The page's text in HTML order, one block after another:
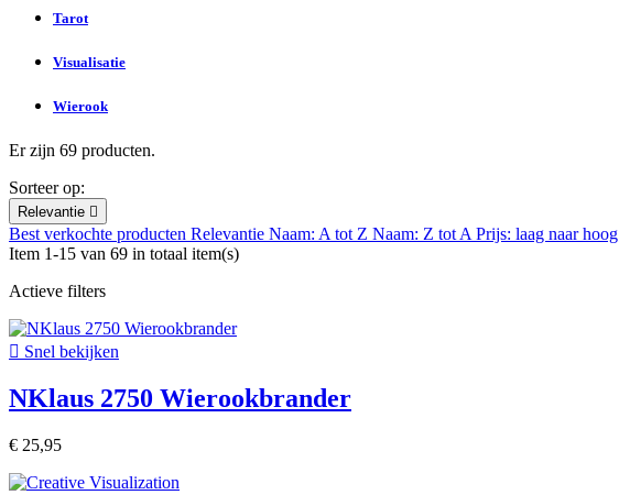
Tarot
Visualisatie
Wierook
Er zijn 69 producten.
Sorteer op:
Relevantie 
Best verkochte producten Relevantie Naam: A tot Z Naam: Z tot A Prijs: laag naar hoog
Item 1-15 van 69 in totaal item(s)
Actieve filters
 Snel bekijken
NKlaus 2750 Wierookbrander
€ 25,95